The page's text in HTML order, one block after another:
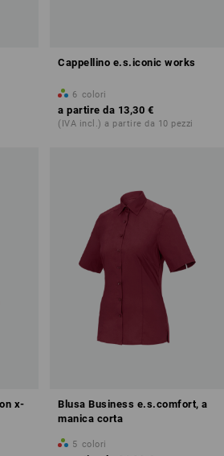
Cappellino e.s.iconic works
6 colori
a partire da 13,30 €
(IVA incl.) a partire da 10 pezzi
x-
Blusa Business e.s.comfort, a
manica corta
5 colori